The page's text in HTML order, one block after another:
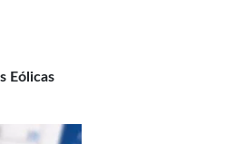
Eólicas